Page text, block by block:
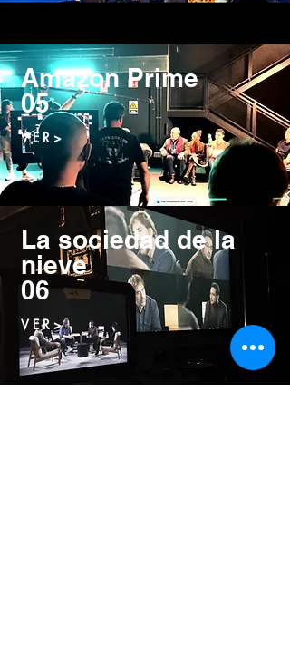
Amazon Prime
05
V E R >
La sociedad de la
nieve
06
V E R >